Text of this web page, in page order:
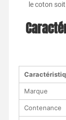
le coton
Marque
Contenance